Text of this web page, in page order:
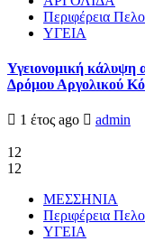
Περιφέρεια
ΥΓΕΙΑ
Υγειονομική κάλυψη
Δρόμου Αργολικού
1 έτος ago admin
12
12
ΜΕΣΣΗΝΙΑ
Περιφέρεια
ΥΓΕΙΑ